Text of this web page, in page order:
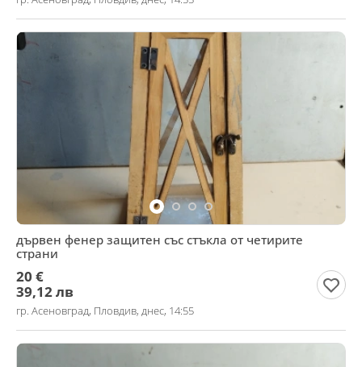
дървен фенер защитен със стъкла от четирите
страни
20 €
39,12 лв
гр. Асеновград, Пловдив, днес, 14:55